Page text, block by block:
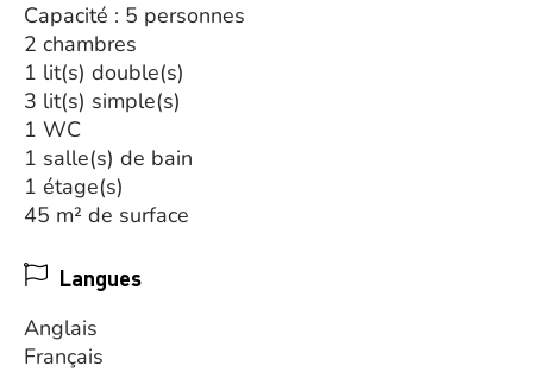
Capacité : 5 personnes
2 chambres
1 lit(s) double(s)
3 lit(s) simple(s)
1 WC
1 salle(s) de bain
1 étage(s)
45 m² de surface
Langues
Anglais
Français